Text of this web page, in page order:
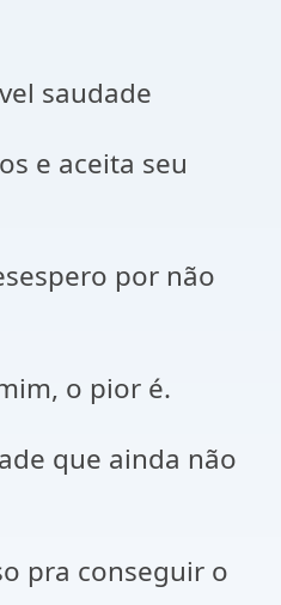
saudade
e aceita seu
por não
o pior é.
que ainda não
pra conseguir o